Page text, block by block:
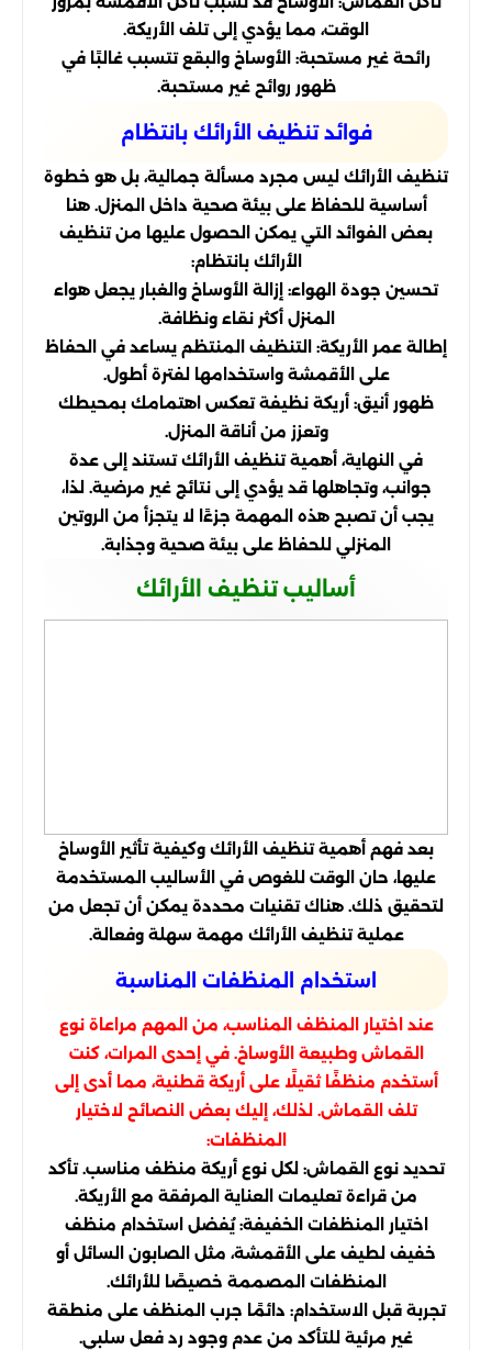
الوقت، مما يؤدي إلى تلف الأريكة.
رائحة غير مستحبة: الأوساخ والبقع تتسبب غالبًا في
ظهور روائح غير مستحبة.
فوائد تنظيف الأرائك بانتظام
تنظيف الأرائك ليس مجرد مسألة جمالية، بل هو خطوة
أساسية للحفاظ على بيئة صحية داخل المنزل. هنا
بعض الفوائد التي يمكن الحصول عليها من تنظيف
الأرائك بانتظام:
تحسين جودة الهواء: إزالة الأوساخ والغبار يجعل هواء
المنزل أكثر نقاء ونظافة.
إطالة عمر الأريكة: التنظيف المنتظم يساعد في الحفاظ
على الأقمشة واستخدامها لفترة أطول.
ظهور أنيق: أريكة نظيفة تعكس اهتمامك بمحيطك
وتعزز من أناقة المنزل.
في النهاية، أهمية تنظيف الأرائك تستند إلى عدة
جوانب، وتجاهلها قد يؤدي إلى نتائج غير مرضية. لذا،
يجب أن تصبح هذه المهمة جزءًا لا يتجزأ من الروتين
المنزلي للحفاظ على بيئة صحية وجذابة.
أساليب تنظيف الأرائك
بعد فهم أهمية تنظيف الأرائك وكيفية تأثير الأوساخ
عليها، حان الوقت للغوص في الأساليب المستخدمة
لتحقيق ذلك. هناك تقنيات محددة يمكن أن تجعل من
عملية تنظيف الأرائك مهمة سهلة وفعالة.
استخدام المنظفات المناسبة
عند اختيار المنظف المناسب، من المهم مراعاة نوع
القماش وطبيعة الأوساخ. في إحدى المرات، كنت
أستخدم منظفًا ثقيلًا على أريكة قطنية، مما أدى إلى
تلف القماش. لذلك، إليك بعض النصائح لاختيار
المنظفات:
تحديد نوع القماش: لكل نوع أريكة منظف مناسب. تأكد
من قراءة تعليمات العناية المرفقة مع الأريكة.
اختيار المنظفات الخفيفة: يُفضل استخدام منظف
خفيف لطيف على الأقمشة، مثل الصابون السائل أو
المنظفات المصممة خصيصًا للأرائك.
تجربة قبل الاستخدام: دائمًا جرب المنظف على منطقة
غير مرئية للتأكد من عدم وجود رد فعل سلبي.